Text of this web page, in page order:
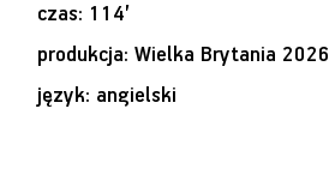
czas: 114’
produkcja: Wielka Brytania 2026
język: angielski